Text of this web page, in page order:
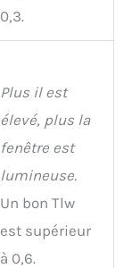
0,3.
Plus il est
élevé, plus la
fenêtre est
lumineuse.
Un bon Tlw
est supérieur
à 0,6.